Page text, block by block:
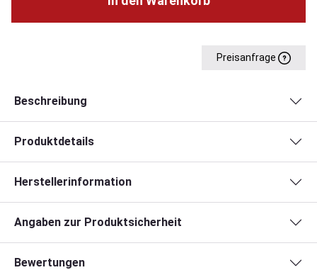
Preisanfrage
Beschreibung
Produktdetails
Herstellerinformation
Angaben zur Produktsicherheit
Bewertungen